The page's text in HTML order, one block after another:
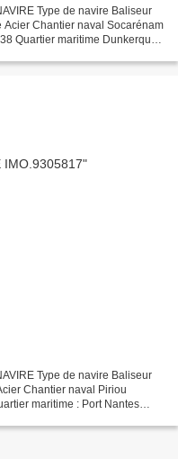
Type de navire Baliseur
Chantier naval Socarénam
Quartier maritime Dunkerque
Type de navire Baliseur
Chantier naval Piriou
maritime : Port Nantes